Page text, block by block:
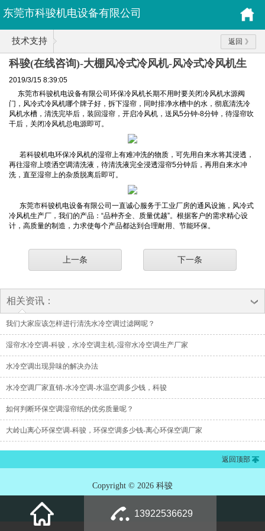
东莞市科骏机电设备有限公司
技术支持 返回
科骏(在线咨询)-大棚风冷式冷风机-风冷式冷风机生
产厂
2019/3/15 8:39:05
东莞市科骏机电设备有限公司环保冷风机长期不用时要关闭冷风机水源阀
门，风冷式冷风机哪个牌子好，拆下湿帘，同时排净水槽中的水，彻底清洗冷
风机水槽，清洗完毕后，装回湿帘，开启冷风机，送风5分钟-8分钟，待湿帘吹
干后，关闭冷风机总电源即可。
若科骏机电环保冷风机的湿帘上有难冲洗的物质，可先用自来水将其浸透，
再往湿帘上喷洒空调清洗液，待清洗液完全浸透湿帘5分钟后，再用自来水冲
洗，直至湿帘上的杂质脱离后即可。
东莞市科骏机电设备有限公司一直诚心服务于工业厂房的通风设施，风冷式
冷风机生产厂，我们的产品：“品种齐全、质量优越”。根据客户的需求精心设
计，高质量的制造，力求使每个产品都达到合理耐用、节能环保。
上一条 下一条
相关资讯：
我们大家应该怎样进行清洗水冷空调过滤网呢？
湿帘水冷空调-科骏，水冷空调主机-湿帘水冷空调生产厂家
水冷空调出现异味的解决办法
水冷空调厂家直销-水冷空调-水温空调多少钱，科骏
如何判断环保空调湿帘纸的优劣质量呢？
大岭山离心环保空调-科骏，环保空调多少钱-离心环保空调厂家
返回顶部
Copyright © 2026 科骏
13922536629